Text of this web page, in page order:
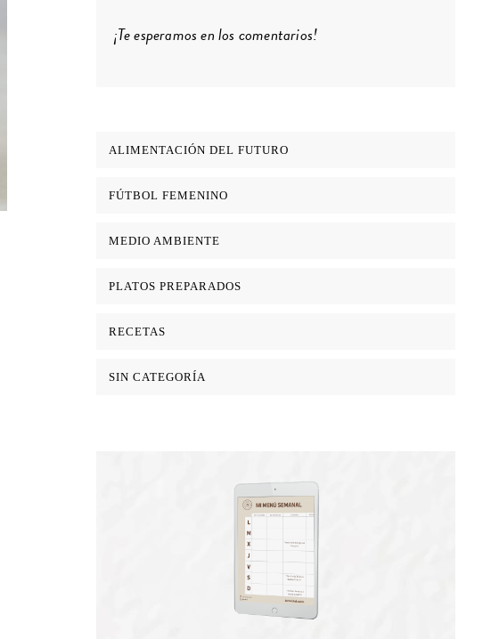
¡Te esperamos en los comentarios!
ALIMENTACIÓN DEL FUTURO
FÚTBOL FEMENINO
MEDIO AMBIENTE
PLATOS PREPARADOS
RECETAS
SIN CATEGORÍA